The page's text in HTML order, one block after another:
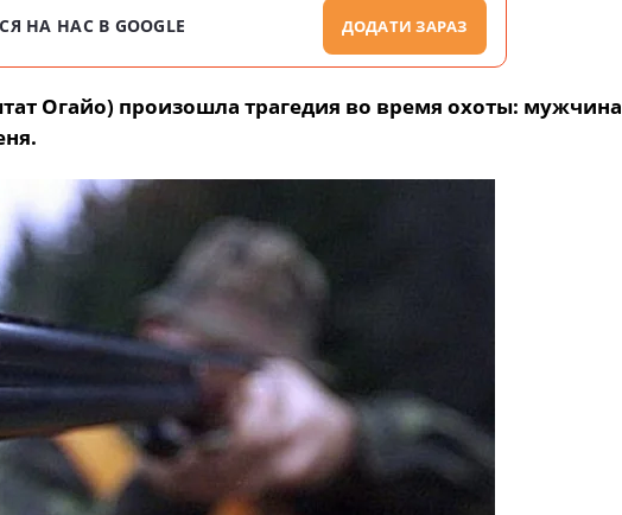
НА НАС В GOOGLE ДОДАТИ ЗАРАЗ
Огайо) произошла трагедия во время охоты: мужчина